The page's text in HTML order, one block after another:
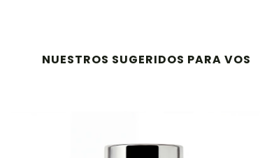
NUESTROS SUGERIDOS PARA VOS